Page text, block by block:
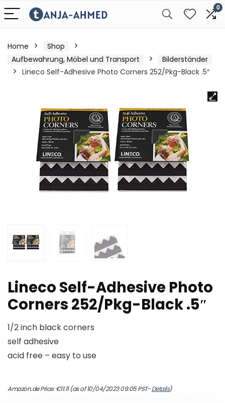
0
Home
Shop
Aufbewahrung, Möbel und Transport
Bilderständer
Lineco Self-Adhesive Photo Corners 252/Pkg-Black .5″
Lineco Self-Adhesive Photo
Corners 252/Pkg-Black .5″
1/2 inch black corners
self adhesive
acid free – easy to use
Amazon.de Price:€11.11(as of 10/04/2023 09:05 PST-Details)